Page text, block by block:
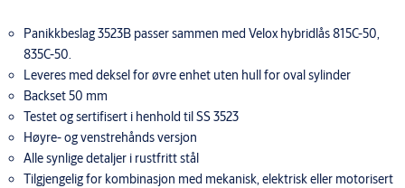
Panikkbeslag 3523B passer sammen med Velox hybridlås 815C-50,
835C-50.
Leveres med deksel for øvre enhet uten hull for oval sylinder
Backset 50 mm
Testet og sertifisert i henhold til SS 3523
Høyre- og venstrehånds versjon
Alle synlige detaljer i rustfritt stål
Tilgjengelig for kombinasjon med mekanisk, elektrisk eller motorisert